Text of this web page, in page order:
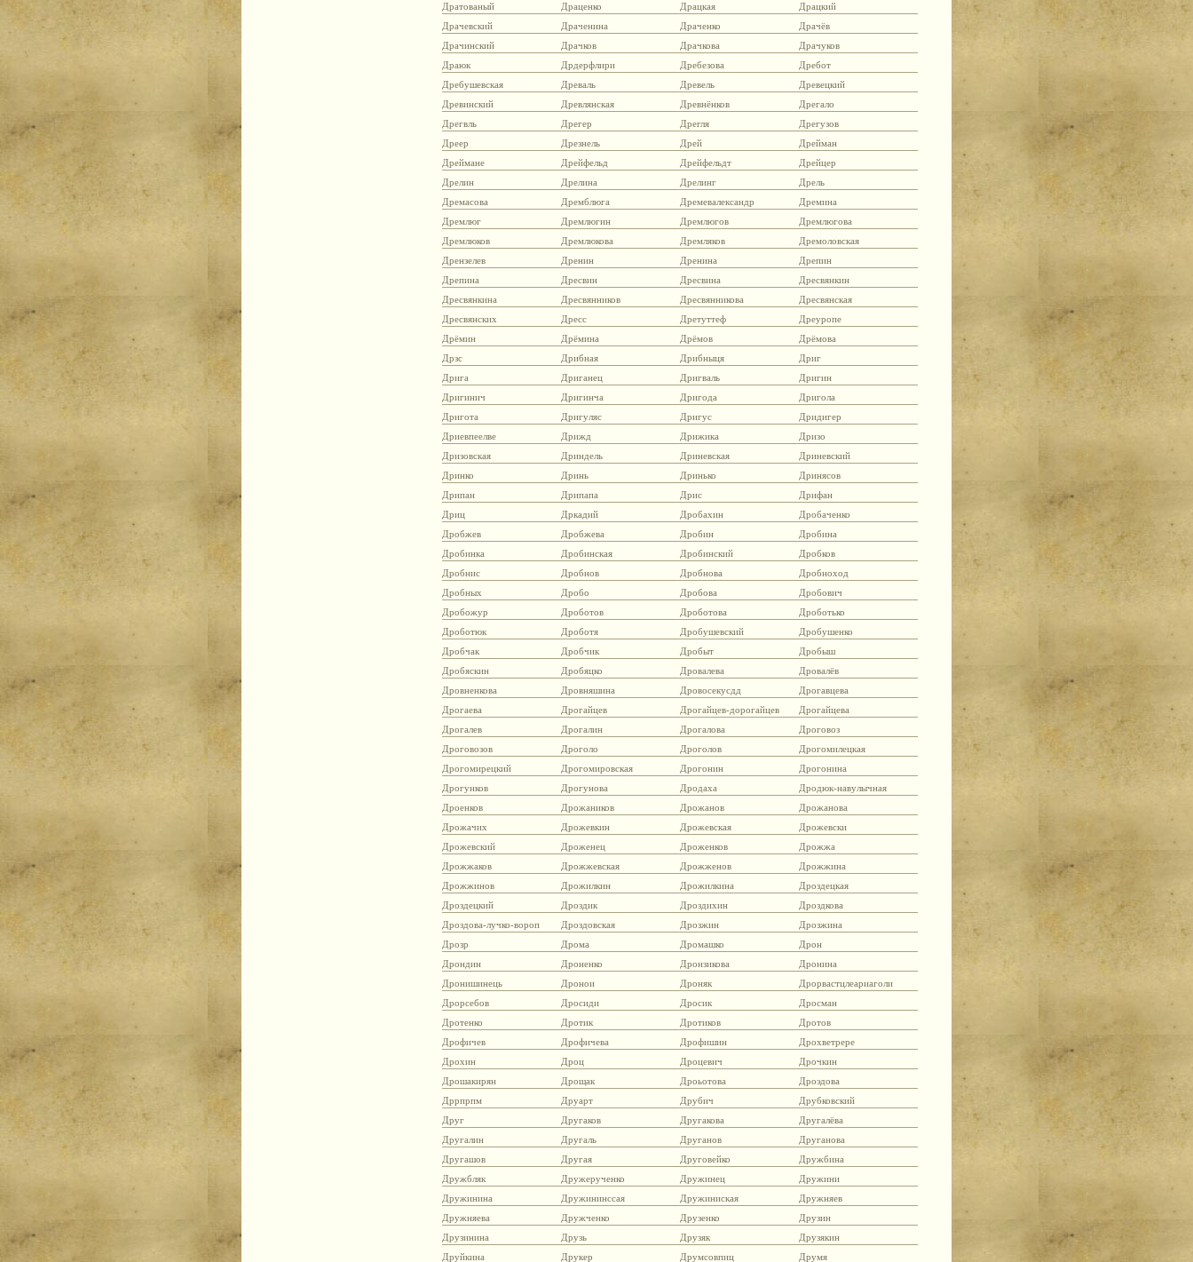
Дратованый
Драценко Драцкая
Драцкий
Драчевский
Драченина Драченко
Драчёв
Драчинский
Драчков Драчкова
Драчуков
Драюк
Дрдерфлири Дребезова
Дребот
Дребушевская
Древаль Древель
Древецкий
Древинский
Древлянская Древнёнков
Дрегало
Дрегвль
Дрегер Дрегля
Дрегузов
Дреер
Дрезнель Дрей
Дрейман
Дреймане
Дрейфельд Дрейфельдт
Дрейцер
Дрелин
Дрелина Дрелинг
Дрель
Дремасова
Дремблюга Дремевалександр
Дремина
Дремлюг
Дремлюгин Дремлюгов
Дремлюгова
Дремлюков
Дремлюкова Дремляков
Дремоловская
Дрензелев
Дренин Дренина
Дрепин
Дрепина
Дресвин Дресвина
Дресвянкин
Дресвянкина
Дресвянников Дресвянникова
Дресвянская
Дресвянских
Дресс Дретуттеф
Дреуропе
Дрёмин
Дрёмина Дрёмов
Дрёмова
Дрзс
Дрибная Дрибныця
Дриг
Дрига
Дриганец Дригваль
Дригин
Дригинич
Дригинча Дригода
Дригола
Дригота
Дригуляс Дригус
Дридигер
Дриевпеелве
Дрижд Дрижика
Дризо
Дризовская
Дриндель Дриневская
Дриневский
Дринко
Дринь Дринько
Дринясов
Дрипан
Дрипапа Дрис
Дрифан
Дриц
Дркадий Дробахин
Дробаченко
Дробжев
Дробжева Дробин
Дробина
Дробинка
Дробинская Дробинский
Дробков
Дробнис
Дробнов Дробнова
Дробноход
Дробных
Дробо Дробова
Дробович
Дробожур
Дроботов Дроботова
Дроботько
Дроботюк
Дроботя Дробушевский
Дробушенко
Дробчак
Дробчик Дробыт
Дробыш
Дробяскин
Дробяцко Дровалева
Дровалёв
Дровненкова
Дровняшина Дровосекусдд
Дрогавцева
Дрогаева
Дрогайцев Дрогайцев-дорогайцев
Дрогайцева
Дрогалев
Дрогалин Дрогалова
Дроговоз
Дроговозов
Дроголо Дроголов
Дрогомилецкая
Дрогомирецкий
Дрогомировская Дрогонин
Дрогонина
Дрогунков
Дрогунова Дродаха
Дродюк-навулычная
Дроенков
Дрожаников Дрожанов
Дрожанова
Дрожачих
Дрожевкин Дрожевская
Дрожевски
Дрожевский
Дроженец Дроженков
Дрожжа
Дрожжаков
Дрожжевская Дрожженов
Дрожжина
Дрожжинов
Дрожилкин Дрожилкина
Дроздецкая
Дроздецкий
Дроздик Дроздихин
Дроздкова
Дроздова-лучко-вороп
Дроздовская Дрозжин
Дрозжина
Дрозр
Дрома Дромашко
Дрон
Дрондин
Дроненко Дронзикова
Дронина
Дронишинець
Дронои Дроняк
Дрорвастцлеариаголи
Дрорсебов
Дросиди Дросик
Дросман
Дротенко
Дротик Дротиков
Дротов
Дрофичев
Дрофичева Дрофишин
Дрохветрере
Дрохин
Дроц Дроцевич
Дрочкин
Дрошакирян
Дрощак Дроьотова
Дроэдова
Дррпрпм
Друарт Друбич
Друбковский
Друг
Другаков Другакова
Другалёва
Другалин
Другаль Друганов
Друганова
Другашов
Другая Друговейко
Дружбина
Дружбляк
Дружерученко Дружинец
Дружини
Дружинина
Дружининссая Дружиниская
Дружняев
Дружняева
Дружченко Друзенко
Друзин
Друзинина
Друзь Друзяк
Друзякин
Друйкина
Друкер Друмсовпиц Друмя